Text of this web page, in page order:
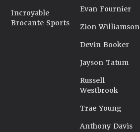
Incroyable
Brocante Sports
Evan Fournier
Zion Williamson
Devin Booker
Jayson Tatum
Russell
Westbrook
Trae Young
Anthony Davis